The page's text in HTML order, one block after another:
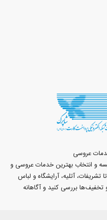
عروسی
و انتخاب بهترین خدمات عروسی و
تشریفات، آتلیه، آرایشگاه و لباس
تخفیف‌ها بررسی کنید و آگاهانه